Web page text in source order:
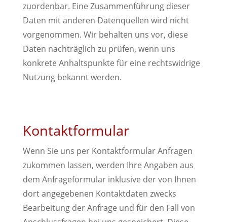
zuordenbar. Eine Zusammenführung dieser
Daten mit anderen Datenquellen wird nicht
vorgenommen. Wir behalten uns vor, diese
Daten nachträglich zu prüfen, wenn uns
konkrete Anhaltspunkte für eine rechtswidrige
Nutzung bekannt werden.
Kontaktformular
Wenn Sie uns per Kontaktformular Anfragen
zukommen lassen, werden Ihre Angaben aus
dem Anfrageformular inklusive der von Ihnen
dort angegebenen Kontaktdaten zwecks
Bearbeitung der Anfrage und für den Fall von